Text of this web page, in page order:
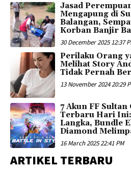
Jasad
Mengapung di
Balangan,
Korban Banjir
30 December 2025 12:37
Perilaku Orang
Melihat Story
Tidak Pernah
13 November 2024 20:29
7 Akun FF Sultan
Terbaru Hari
Langka, Bundle
Diamond
16 March 2025 22:41 PM
ARTIKEL TERBARU